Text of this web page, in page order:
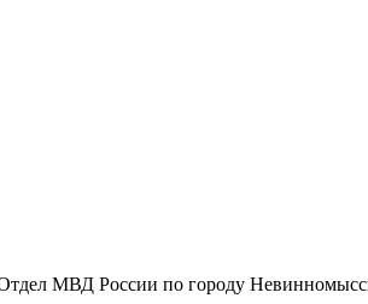
МВД России по городу